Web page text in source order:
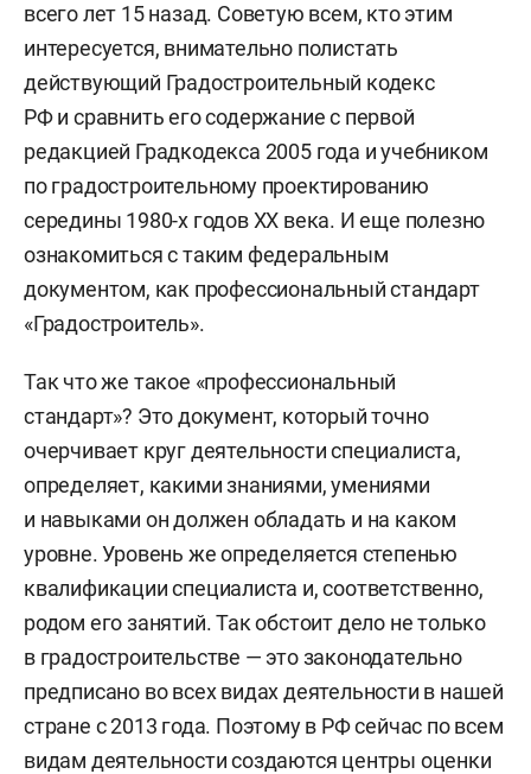
всего лет 15 назад. Советую всем, кто этим
интересуется, внимательно полистать
действующий Градостроительный кодекс
РФ и сравнить его содержание с первой
редакцией Градкодекса 2005 года и учебником
по градостроительному проектированию
середины 1980-х годов XX века. И еще полезно
ознакомиться с таким федеральным
документом, как профессиональный стандарт
«Градостроитель».
Так что же такое «профессиональный
стандарт»? Это документ, который точно
очерчивает круг деятельности специалиста,
определяет, какими знаниями, умениями
и навыками он должен обладать и на каком
уровне. Уровень же определяется степенью
квалификации специалиста и, соответственно,
родом его занятий. Так обстоит дело не только
в градостроительстве — это законодательно
предписано во всех видах деятельности в нашей
стране с 2013 года. Поэтому в РФ сейчас по всем
видам деятельности создаются центры оценки